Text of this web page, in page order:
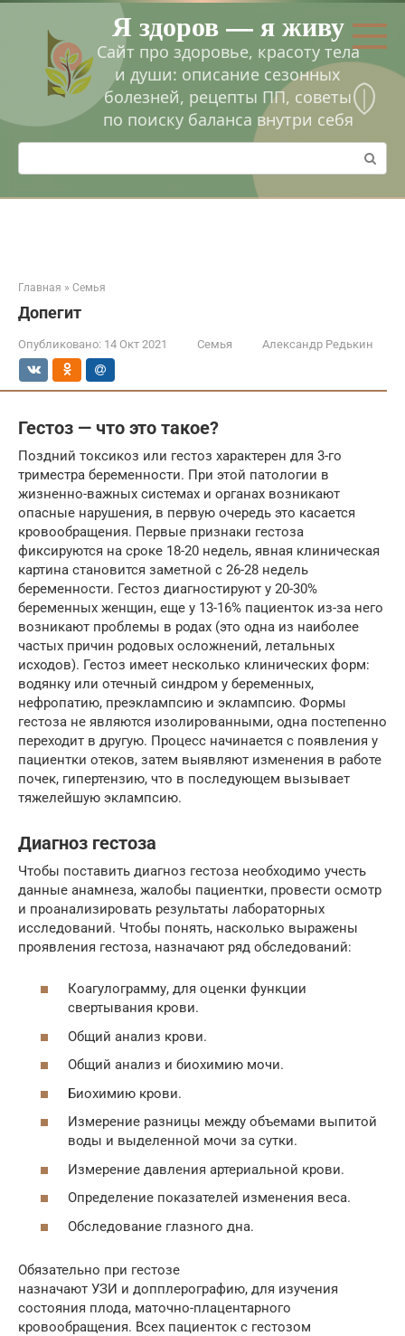
Перейти
контенту
Я здоров — я живу
Сайт про здоровье, красоту тела
и души: описание сезонных
болезней, рецепты ПП, советы
по поиску баланса внутри себя
Поиск:
Главная » Семья
Допегит
Опубликовано: 14 Окт 2021 Семья Александр Редькин
Гестоз — что это такое?
Поздний токсикоз или гестоз характерен для 3-го
триместра беременности. При этой патологии в
жизненно-важных системах и органах возникают
опасные нарушения, в первую очередь это касается
кровообращения. Первые признаки гестоза
фиксируются на сроке 18-20 недель, явная клиническая
картина становится заметной с 26-28 недель
беременности. Гестоз диагностируют у 20-30%
беременных женщин, еще у 13-16% пациенток из-за него
возникают проблемы в родах (это одна из наиболее
частых причин родовых осложнений, летальных
исходов). Гестоз имеет несколько клинических форм:
водянку или отечный синдром у беременных,
нефропатию, преэклампсию и эклампсию. Формы
гестоза не являются изолированными, одна постепенно
переходит в другую. Процесс начинается с появления у
пациентки отеков, затем выявляют изменения в работе
почек, гипертензию, что в последующем вызывает
тяжелейшую эклампсию.
Диагноз гестоза
Чтобы поставить диагноз гестоза необходимо учесть
данные анамнеза, жалобы пациентки, провести осмотр
и проанализировать результаты лабораторных
исследований. Чтобы понять, насколько выражены
проявления гестоза, назначают ряд обследований:
Коагулограмму, для оценки функции
свертывания крови.
Общий анализ крови.
Общий анализ и биохимию мочи.
Биохимию крови.
Измерение разницы между объемами выпитой
воды и выделенной мочи за сутки.
Измерение давления артериальной крови.
Определение показателей изменения веса.
Обследование глазного дна.
Обязательно при гестозе
назначают УЗИ и допплерографию, для изучения
состояния плода, маточно-плацентарного
кровообращения. Всех пациенток с гестозом